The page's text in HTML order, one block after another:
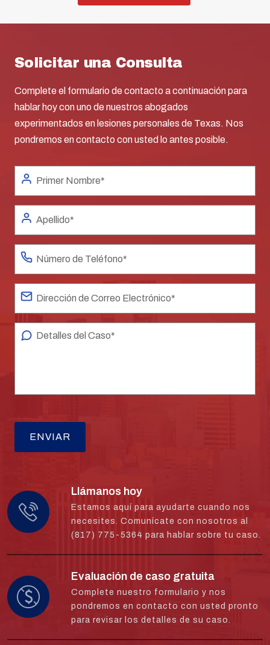
Solicitar una Consulta
Complete el formulario de contacto a continuación para
hablar hoy con uno de nuestros abogados
experimentados en lesiones personales de Texas. Nos
pondremos en contacto con usted lo antes posible.
Llámanos hoy
Estamos aquí para ayudarte cuando nos
necesites. Comunícate con nosotros al
(817) 775-5364 para hablar sobre tu caso.
Evaluación de caso gratuita
Complete nuestro formulario y nos
pondremos en contacto con usted pronto
para revisar los detalles de su caso.